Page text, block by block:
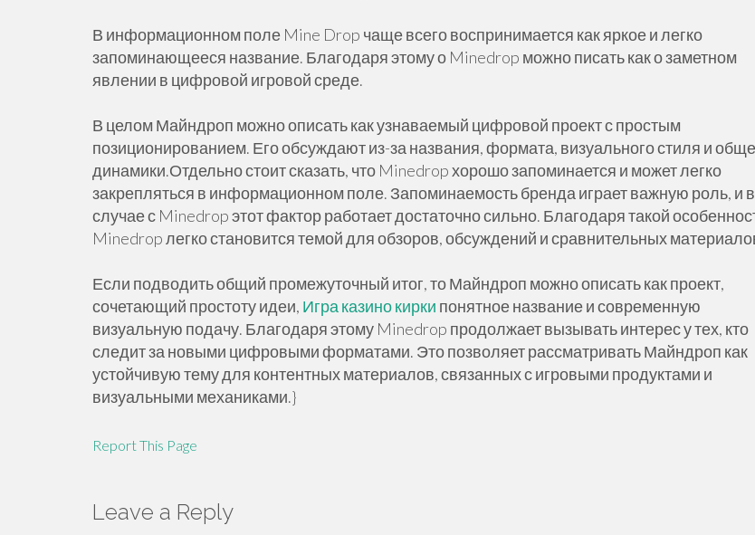
В информационном поле Mine Drop чаще всего воспринимается как яркое и легко
запоминающееся название. Благодаря этому о Minedrop можно писать как о заметном
явлении в цифровой игровой среде.
В целом Майндроп можно описать как узнаваемый цифровой проект с простым
позиционированием. Его обсуждают из-за названия, формата, визуального стиля и
динамики.Отдельно стоит сказать, что Minedrop хорошо запоминается и может легко
закрепляться в информационном поле. Запоминаемость бренда играет важную роль, и в
случае с Minedrop этот фактор работает достаточно сильно. Благодаря такой
Minedrop легко становится темой для обзоров, обсуждений и сравнительных
Если подводить общий промежуточный итог, то Майндроп можно описать как проект,
сочетающий простоту идеи, Игра казино кирки понятное название и современную
визуальную подачу. Благодаря этому Minedrop продолжает вызывать интерес у тех, кто
следит за новыми цифровыми форматами. Это позволяет рассматривать Майндроп как
устойчивую тему для контентных материалов, связанных с игровыми продуктами и
визуальными механиками.}
Report This Page
Leave a Reply